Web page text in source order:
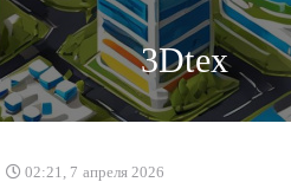
3Dtex
02:21, 7 апреля 2026